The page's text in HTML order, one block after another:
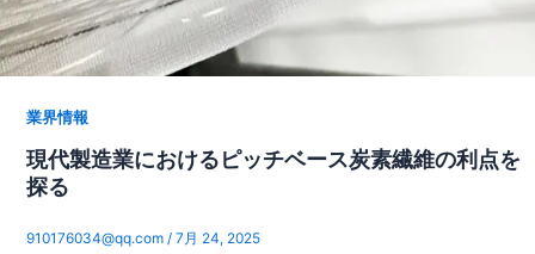
業界情報
現代製造業におけるピッチベース炭素繊維の利点を
探る
910176034@qq.com / 7月 24, 2025